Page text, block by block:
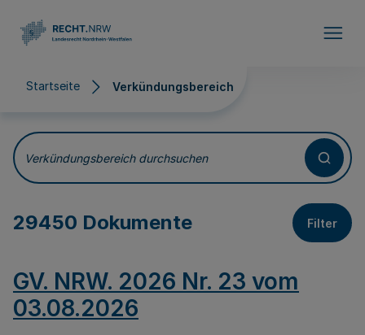
Startseite Verkündungsbereich
Verkündungsbereich
Verkündungsbereich durchsuchen
29450 Dokumente Filter
GV. NRW. 2026 Nr. 23 vom
03.08.2026